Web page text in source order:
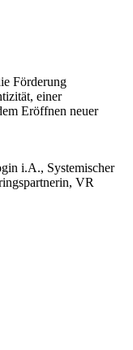
Förderung
einer
Eröffnen neuer
i.A., Systemischer
VR